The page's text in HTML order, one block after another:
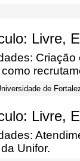
Livre,
como
de
Livre,
Unifor.